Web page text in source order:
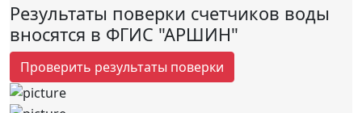
Результаты поверки счетчиков воды
вносятся в ФГИС "АРШИН"
Проверить результаты поверки